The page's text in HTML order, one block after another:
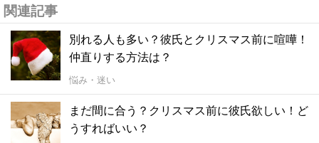
関連記事
別れる人も多い？彼氏とクリスマス前に喧嘩！
仲直りする方法は？
悩み・迷い
まだ間に合う？クリスマス前に彼氏欲しい！ど
うすればいい？